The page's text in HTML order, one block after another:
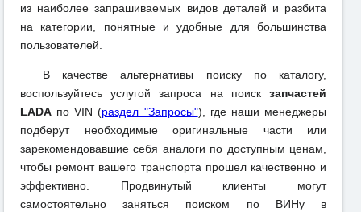
из наиболее запрашиваемых видов деталей и разбита
на категории, понятные и удобные для большинства
пользователей.
В качестве альтернативы поиску по каталогу,
воспользуйтесь услугой запроса на поиск запчастей
LADA по VIN (раздел "Запросы"), где наши менеджеры
подберут необходимые оригинальные части или
зарекомендовавшие себя аналоги по доступным ценам,
чтобы ремонт вашего транспорта прошел качественно и
эффективно. Продвинутый клиенты могут
самостоятельно заняться поиском по ВИНу в